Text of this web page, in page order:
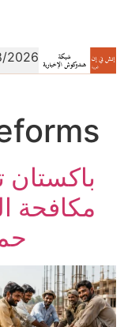
2026
مكافحة